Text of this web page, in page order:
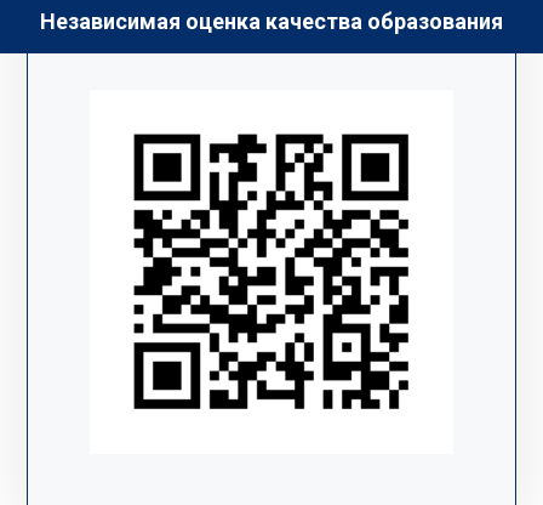
Независимая оценка качества образования